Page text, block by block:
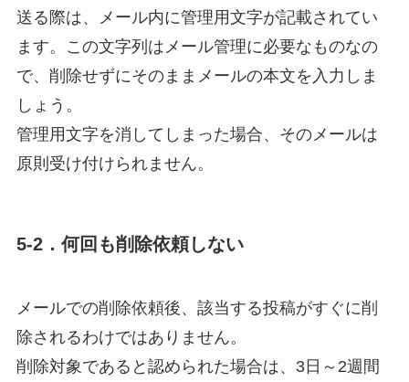
送る際は、メール内に管理用文字が記載されてい
ます。この文字列はメール管理に必要なものなの
で、削除せずにそのままメールの本文を入力しま
しょう。
管理用文字を消してしまった場合、そのメールは
原則受け付けられません。
5-2．何回も削除依頼しない
メールでの削除依頼後、該当する投稿がすぐに削
除されるわけではありません。
削除対象であると認められた場合は、 3日～2週間